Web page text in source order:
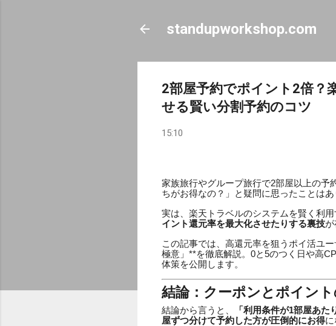
standupworkshop.com
2部屋予約でポイント2倍？
せる賢い分割予約のコツ
15:10
家族旅行やグループ旅行で2部屋以上の予
ちがお得なの？」と疑問に思ったことはあ
実は、楽天トラベルのシステムを賢く利用
イント還元率を最大化させたりする裏技が
この記事では、高還元率を狙うポイ活ユ
極意」**を徹底解説。0と5のつく日や高
体策を公開します。
結論：クーポンとポイン
結論から言うと、
「利用条件が1部屋あ
屋ずつ分けて予約した方が圧倒的にお得に